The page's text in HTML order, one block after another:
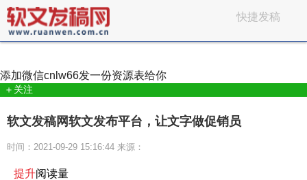
快捷发稿
添加微信cnlw66发一份资源表给你
＋关注
软文发稿网软文发布平台，让文字做促销员
时间：2021-09-29 15:16:44 来源：
提升阅读量